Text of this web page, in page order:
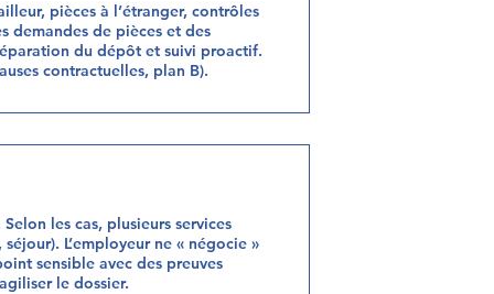
pièces à l’étranger, contrôles
demandes de pièces et des
du dépôt et suivi proactif.
contractuelles, plan B).
les cas, plusieurs services
L’employeur ne « négocie »
sensible avec des preuves
le dossier.